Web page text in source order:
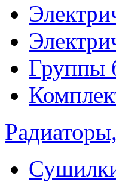
Группы